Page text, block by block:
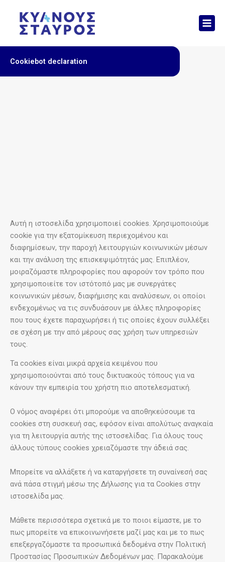
περιεχόμενο
Cookiebot declaration
Αυτή η ιστοσελίδα χρησιμοποιεί cookies. Χρησιμοποιούμε
cookie για την εξατομίκευση περιεχομένου και
διαφημίσεων, την παροχή λειτουργιών κοινωνικών μέσων
και την ανάλυση της επισκεψιμότητάς μας. Επιπλέον,
μοιραζόμαστε πληροφορίες που αφορούν τον τρόπο που
χρησιμοποιείτε τον ιστότοπό μας με συνεργάτες
κοινωνικών μέσων, διαφήμισης και αναλύσεων, οι οποίοι
ενδεχομένως να τις συνδυάσουν με άλλες πληροφορίες
που τους έχετε παραχωρήσει ή τις οποίες έχουν συλλέξει
σε σχέση με την από μέρους σας χρήση των υπηρεσιών
τους.
Τα cookies είναι μικρά αρχεία κειμένου που
χρησιμοποιούνται από τους δικτυακούς τόπους για να
κάνουν την εμπειρία του χρήστη πιο αποτελεσματική.
Ο νόμος αναφέρει ότι μπορούμε να αποθηκεύσουμε τα
cookies στη συσκευή σας, εφόσον είναι απολύτως αναγκαία
για τη λειτουργία αυτής της ιστοσελίδας. Για όλους τους
άλλους τύπους cookies χρειαζόμαστε την άδειά σας.
Μπορείτε να αλλάξετε ή να καταργήσετε τη συναίνεσή σας
ανά πάσα στιγμή μέσω της Δήλωσης για τα Cookies στην
ιστοσελίδα μας.
Μάθετε περισσότερα σχετικά με το ποιοι είμαστε, με το
πως μπορείτε να επικοινωνήσετε μαζί μας και με το πως
επεξεργαζόμαστε τα προσωπικά δεδομένα στην Πολιτική
Προστασίας Προσωπικών Δεδομένων μας. Παρακαλούμε